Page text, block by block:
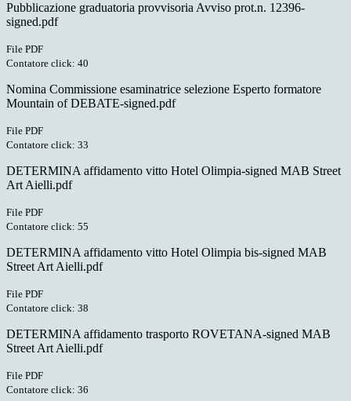
Pubblicazione graduatoria provvisoria Avviso prot.n. 12396-
signed.pdf
File PDF
Contatore click: 40
Nomina Commissione esaminatrice selezione Esperto formatore
Mountain of DEBATE-signed.pdf
File PDF
Contatore click: 33
DETERMINA affidamento vitto Hotel Olimpia-signed MAB Street
Art Aielli.pdf
File PDF
Contatore click: 55
DETERMINA affidamento vitto Hotel Olimpia bis-signed MAB
Street Art Aielli.pdf
File PDF
Contatore click: 38
DETERMINA affidamento trasporto ROVETANA-signed MAB
Street Art Aielli.pdf
File PDF
Contatore click: 36